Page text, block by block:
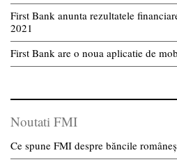
First Bank anunta rezultatele
2021
First Bank are o noua aplicatie de
Noutati FMI
Ce spune FMI despre băncile